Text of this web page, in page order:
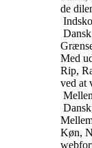
de
Dansk
Med
Rip,
ved at
Køn,